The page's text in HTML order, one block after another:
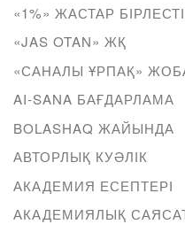
«1%» ЖАСТАР
«JAS OTAN» ЖҚ
«САНАЛЫ ҰРПАҚ»
AI-SANA БАҒДАРЛАМА
BOLASHAQ ЖАЙЫНДА
АВТОРЛЫҚ КУӘЛІК
АКАДЕМИЯ ЕСЕПТЕРІ
АКАДЕМИЯЛЫҚ